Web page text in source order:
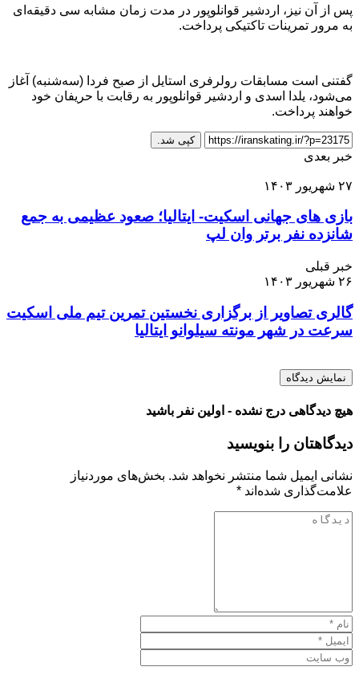
پس از آن نیز، اردشیر قوانلوپور در مدت زمان مشابه سی دقیقه‌ای
به مرور تمرینات تاکتیکی پرداخت.
گفتنی است مسابقات رولرفری استایل از صبح فردا (سه‌شنبه) آغاز
می‌شود، یلدا اسدی و اردشیر قوانلوپور به رقابت با حریفان خود
خواهند پرداخت.
کپی شد.
خبر بعدی
۲۷ شهریور ۱۴۰۳
بازی های جهانی اسکیت- ایتالیا؛ صعود عظیمی به جمع
شانزده نفر برتر وان لپ
خبر قبلی
۲۶ شهریور ۱۴۰۳
گالری تصاویر از برگزاری نخستین تمرین تیم ملی اسکیت
سرعت در شهر مونته سیلوانو ایتالیا
نمایش دیدگاه
هیچ دیدگاهی درج نشده - اولین نفر باشید
دیدگاهتان را بنویسید
نشانی ایمیل شما منتشر نخواهد شد. بخش‌های موردنیاز
علامت‌گذاری شده‌اند *